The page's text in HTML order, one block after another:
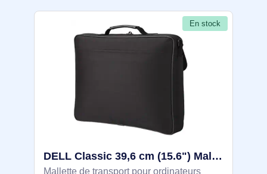
En stock
DELL Classic 39,6 cm (15.6") Malette Noir - TAR300
Mallette de transport pour ordinateurs